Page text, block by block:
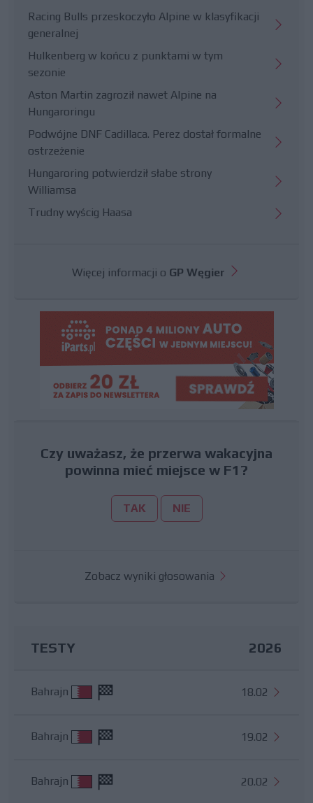
Racing Bulls przeskoczyło Alpine w klasyfikacji
generalnej
Hulkenberg w końcu z punktami w tym
sezonie
Aston Martin zagroził nawet Alpine na
Hungaroringu
Podwójne DNF Cadillaca. Perez dostał formalne
ostrzeżenie
Hungaroring potwierdził słabe strony
Williamsa
Trudny wyścig Haasa
Więcej informacji o GP Węgier
Czy uważasz, że przerwa wakacyjna
powinna mieć miejsce w F1?
TAK NIE
Zobacz wyniki głosowania
TESTY 2026
Bahrajn 18.02
Bahrajn 19.02
Bahrajn 20.02